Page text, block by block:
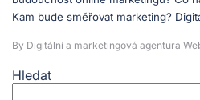
Kam bude směřovat marketing?
By Digitální a marketingová agentura
Hledat